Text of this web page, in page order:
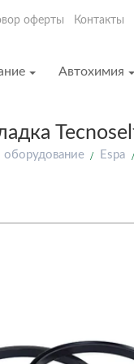
оферты Контакты
Автохимия
оборудование Espa